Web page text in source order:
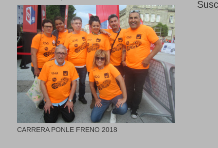
CARRERA PONLE FRENO 2018